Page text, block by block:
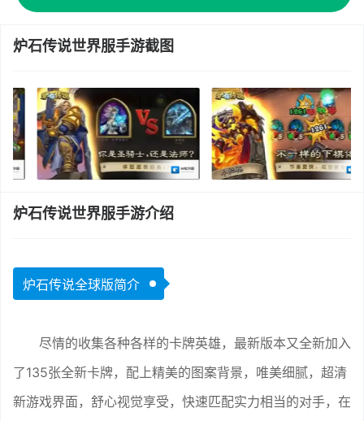
炉石传说世界服手游截图
炉石传说世界服手游介绍
炉石传说全球版简介
尽情的收集各种各样的卡牌英雄，最新版本又全新加入
了135张全新卡牌，配上精美的图案背景，唯美细腻，超清
新游戏界面，舒心视觉享受，快速匹配实力相当的对手，在